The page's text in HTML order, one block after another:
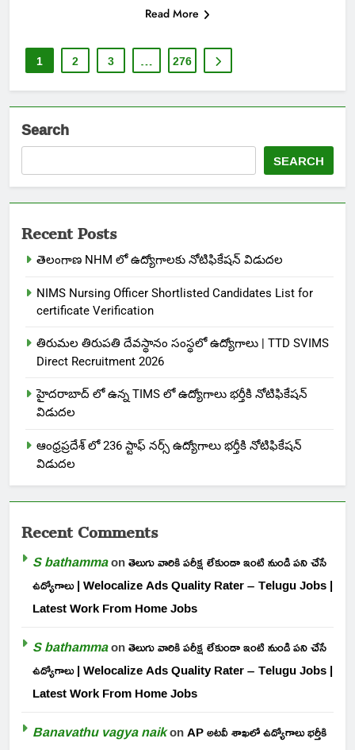
Read More
1 2 3 … 276
Search
SEARCH
Recent Posts
తెలంగాణ NHM లో ఉద్యోగాలకు నోటిఫికేషన్ విడుదల
NIMS Nursing Officer Shortlisted Candidates List for
certificate Verification
తిరుమల తిరుపతి దేవస్థానం సంస్థలో ఉద్యోగాలు | TTD SVIMS
Direct Recruitment 2026
హైదరాబాద్ లో ఉన్న TIMS లో ఉద్యోగాలు భర్తీకి నోటిఫికేషన్
విడుదల
ఆంధ్రప్రదేశ్ లో 236 స్టాఫ్ నర్స్ ఉద్యోగాలు భర్తీకి నోటిఫికేషన్
విడుదల
Recent Comments
S bathammaonతెలుగు వారికి పరీక్ష లేకుండా ఇంటి నుండి పని చేసే
ఉద్యోగాలు | Welocalize Ads Quality Rater – Telugu Jobs |
Latest Work From Home Jobs
S bathammaonతెలుగు వారికి పరీక్ష లేకుండా ఇంటి నుండి పని చేసే
ఉద్యోగాలు | Welocalize Ads Quality Rater – Telugu Jobs |
Latest Work From Home Jobs
Banavathu vagya naikonAP అటవీ శాఖలో ఉద్యోగాలు భర్తీకి